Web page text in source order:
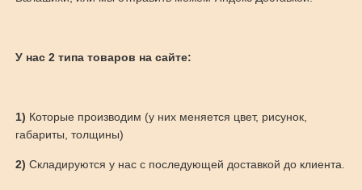
У нас 2 типа товаров на сайте:
1) Которые производим (у них меняется цвет, рисунок,
габариты, толщины)
2) Складируются у нас с последующей доставкой до клиента.